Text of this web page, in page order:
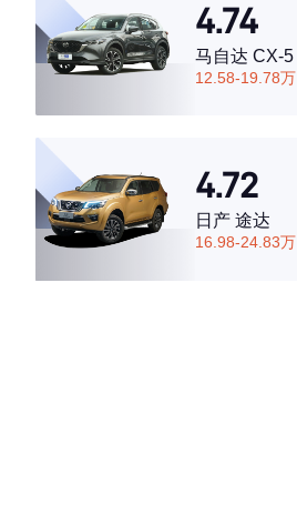
4.72
·外观表现较为优秀，优于53%同级车
·内饰表现一般，低于77%同级车
·空间表现较为优秀，优于84%同级车
4.74
马自达 CX-5
12.58-19.78万
4.72
日产 途达
16.98-24.83万